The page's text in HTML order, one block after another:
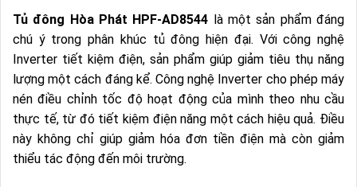
Tủ đông Hòa Phát HPF-AD8544 là một sản phẩm đáng
chú ý trong phân khúc tủ đông hiện đại. Với công nghệ
Inverter tiết kiệm điện, sản phẩm giúp giảm tiêu thụ năng
lượng một cách đáng kể. Công nghệ Inverter cho phép máy
nén điều chỉnh tốc độ hoạt động của mình theo nhu cầu
thực tế, từ đó tiết kiệm điện năng một cách hiệu quả. Điều
này không chỉ giúp giảm hóa đơn tiền điện mà còn giảm
thiểu tác động đến môi trường.